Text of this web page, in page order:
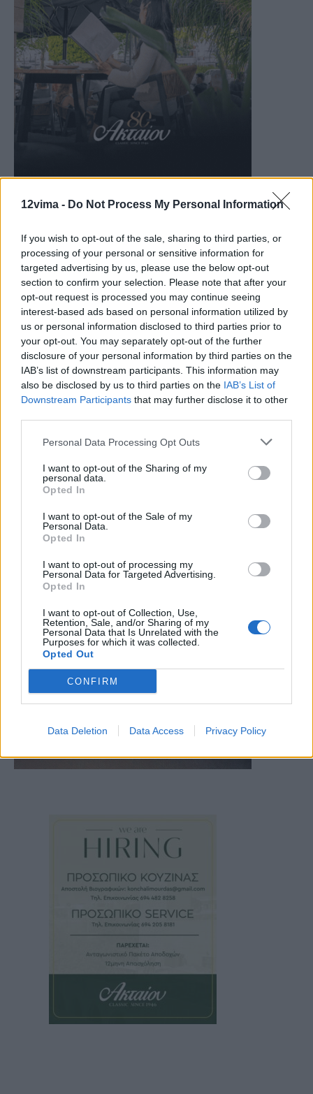
12vima - Do Not Process My Personal Information
If you wish to opt-out of the sale, sharing to third parties, or
processing of your personal or sensitive information for
targeted advertising by us, please use the below opt-out
section to confirm your selection. Please note that after your
opt-out request is processed you may continue seeing
interest-based ads based on personal information utilized by
us or personal information disclosed to third parties prior to
your opt-out. You may separately opt-out of the further
disclosure of your personal information by third parties on the
IAB’s list of downstream participants. This information may
also be disclosed by us to third parties on the IAB’s List of
Downstream Participants that may further disclose it to other
Personal Data Processing Opt Outs
I want to opt-out of the Sharing of my
personal data.
Opted In
I want to opt-out of the Sale of my
Personal Data.
Opted In
I want to opt-out of processing my
Personal Data for Targeted Advertising.
Opted In
I want to opt-out of Collection, Use,
Retention, Sale, and/or Sharing of my
Personal Data that Is Unrelated with the
Purposes for which it was collected.
Opted Out
CONFIRM
Data Deletion Data Access Privacy Policy